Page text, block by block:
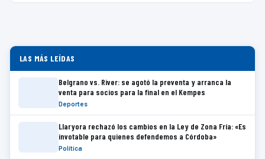
LAS MÁS LEÍDAS
Belgrano vs. River: se agotó la preventa y arranca la
venta para socios para la final en el Kempes
Deportes
Llaryora rechazó los cambios en la Ley de Zona Fría: «Es
invotable para quienes defendemos a Córdoba»
Política